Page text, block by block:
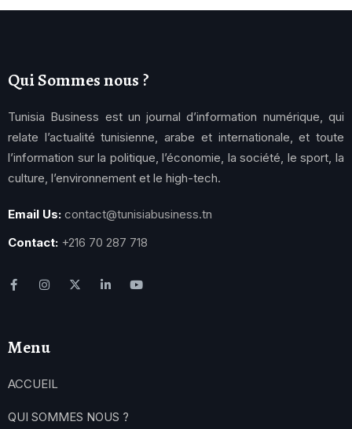
Qui Sommes nous ?
Tunisia Business est un journal d’information numérique, qui
relate l’actualité tunisienne, arabe et internationale, et toute
l’information sur la politique, l’économie, la société, le sport, la
culture, l’environnement et le high-tech.
Email Us: contact@tunisiabusiness.tn
Contact: +216 70 287 718
Menu
ACCUEIL
QUI SOMMES NOUS ?